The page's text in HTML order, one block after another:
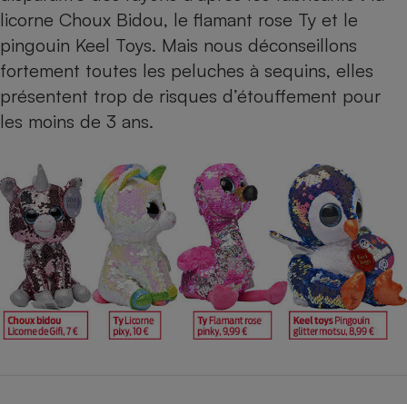
licorne Choux Bidou, le flamant rose Ty et le
pingouin Keel Toys. Mais nous déconseillons
fortement toutes les peluches à sequins, elles
présentent trop de risques d’étouffement pour
les moins de 3 ans.
Robot ménager